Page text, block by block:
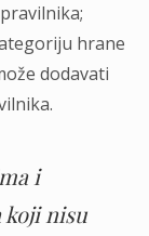
hrane
dodavati
i
koji nisu